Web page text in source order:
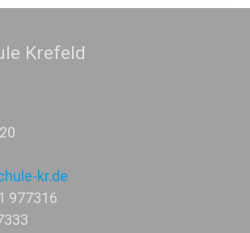
Krefeld
kr.de
977316